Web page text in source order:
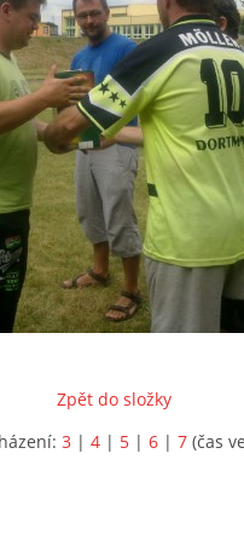
Zpět do složky
3 | 4 | 5 | 6 | 7 (čas